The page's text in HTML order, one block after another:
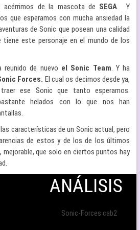
de la mascota de SEGA. Y
que esperamos con mucha ansiedad la
de Sonic que posean una calidad
tiene este personaje en el mundo de los
de nuevo el Sonic Team. Y ha
Forces. El cual os decimos desde ya,
ese Sonic que tanto esperamos.
helados con lo que nos han
características de un Sonic actual, pero
de estos y de los de los últimos
mejorable, que solo en ciertos puntos hay
ANÁLISIS